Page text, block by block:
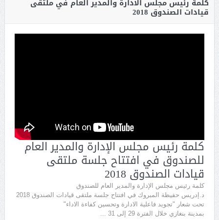
كلمة رئيس مجلس الادارة والمدير العام في ملتقى
قيادات الصندوق 2018
كلمة رئيس مجلس الإدارة والمدير العام
للصندوق في افتتاح جلسة ملتقى
قيادات الصندوق 2018
كلمة رئيس مجلس الإدارة والمدير العام للصندوق
د.إدريس حفيظة المبروك في افتتاح جلسة ملتقى قيادات الصندوق 2018
تحت شعار "تجويد فاعلية الادارة وتحسين كفاءة الاداء"
بمدينة بنغازي خلال الفترة 29 إلى 31
...